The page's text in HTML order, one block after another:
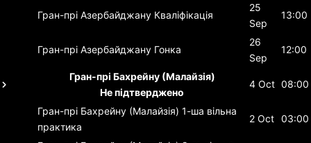
Гран-прі Азербайджану Кваліфікація
25
Sep
13:00
Гран-прі Азербайджану Гонка
26
Sep
12:00
Гран-прі Бахрейну (Малайзія)
Не підтверджено
4 Oct 08:00
Гран-прі Бахрейну (Малайзія) 1-ша вільна
практика
2 Oct 03:00